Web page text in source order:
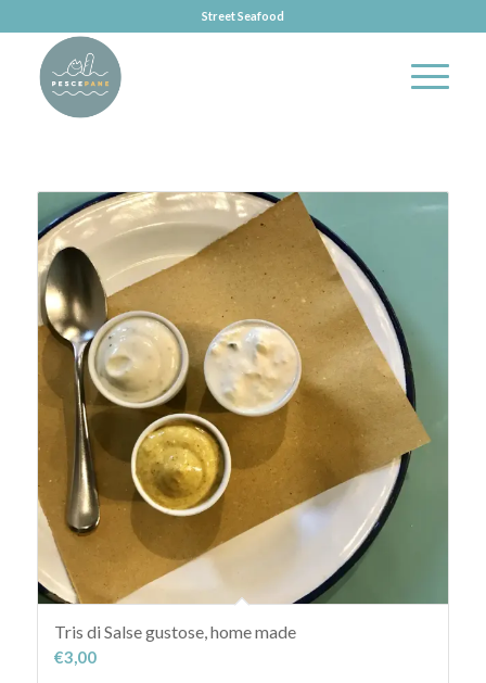
Street Seafood
Tris di Salse gustose, home made
€3,00